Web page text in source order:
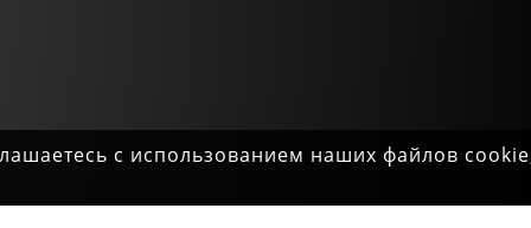
с использованием наших файлов